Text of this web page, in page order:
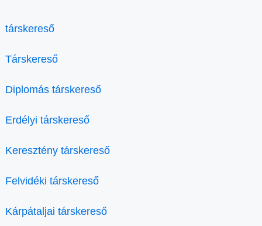
társkereső
Társkereső
Diplomás társkereső
Erdélyi társkereső
Keresztény társkereső
Felvidéki társkereső
Kárpátaljai társkereső